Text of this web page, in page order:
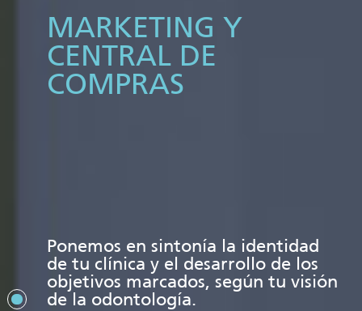
MARKETING Y
CENTRAL DE
COMPRAS
Ponemos en sintonía la identidad
de tu clínica y el desarrollo de los
objetivos marcados, según tu visión
de la odontología.